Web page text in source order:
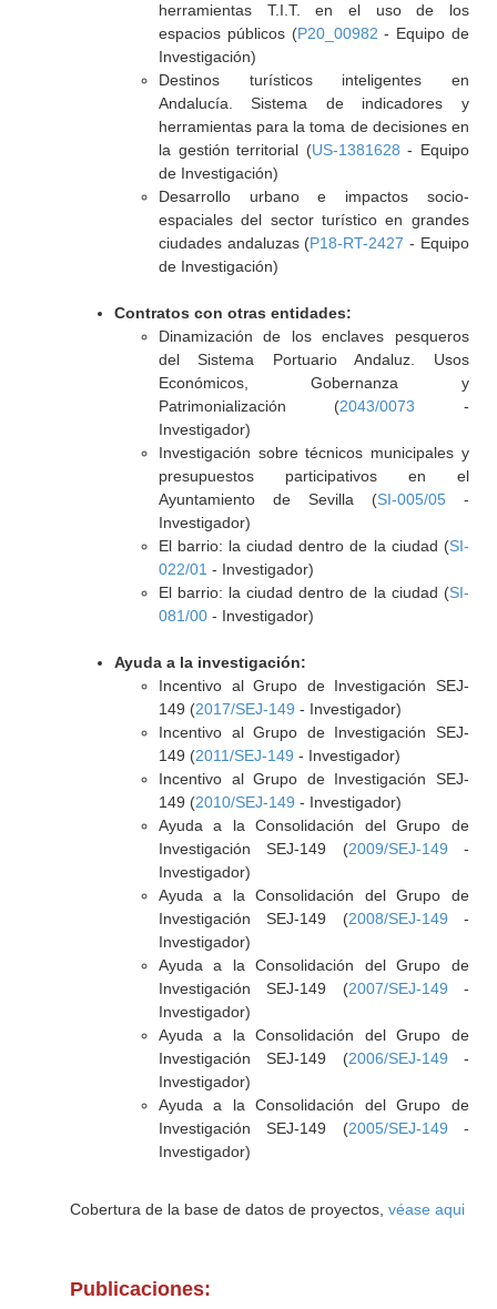
herramientas T.I.T. en el uso de los
espacios públicos (P20_00982 - Equipo de
Investigación)
Destinos turísticos inteligentes en
Andalucía. Sistema de indicadores y
herramientas para la toma de decisiones en
la gestión territorial (US-1381628 - Equipo
de Investigación)
Desarrollo urbano e impactos socio-
espaciales del sector turístico en grandes
ciudades andaluzas (P18-RT-2427 - Equipo
de Investigación)
Contratos con otras entidades:
Dinamización de los enclaves pesqueros
del Sistema Portuario Andaluz. Usos
Económicos, Gobernanza y
Patrimonialización (2043/0073 -
Investigador)
Investigación sobre técnicos municipales y
presupuestos participativos en el
Ayuntamiento de Sevilla (SI-005/05-
Investigador)
El barrio: la ciudad dentro de la ciudad (SI-
022/01 - Investigador)
El barrio: la ciudad dentro de la ciudad (SI-
081/00- Investigador)
Ayuda a la investigación:
Incentivo al Grupo de Investigación SEJ-
149 (2017/SEJ-149 - Investigador)
Incentivo al Grupo de Investigación SEJ-
149 (2011/SEJ-149 - Investigador)
Incentivo al Grupo de Investigación SEJ-
149 (2010/SEJ-149 - Investigador)
Ayuda a la Consolidación del Grupo de
Investigación SEJ-149 (2009/SEJ-149 -
Investigador)
Ayuda a la Consolidación del Grupo de
Investigación SEJ-149 (2008/SEJ-149 -
Investigador)
Ayuda a la Consolidación del Grupo de
Investigación SEJ-149 (2007/SEJ-149 -
Investigador)
Ayuda a la Consolidación del Grupo de
Investigación SEJ-149 (2006/SEJ-149 -
Investigador)
Ayuda a la Consolidación del Grupo de
Investigación SEJ-149 (2005/SEJ-149 -
Investigador)
Cobertura de la base de datos de proyectos, véase aqui
Publicaciones: